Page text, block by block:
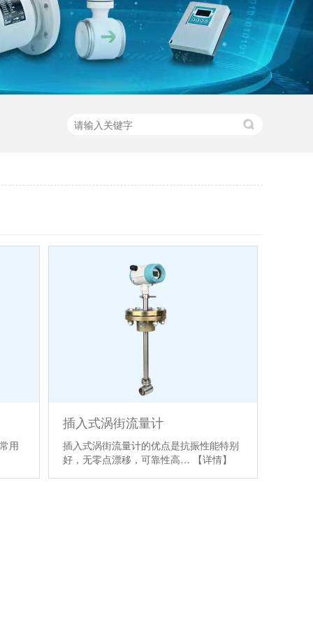
用
插入式涡街流量计
插入式涡街流量计的优点是抗振性能特别
好，无零点漂移，可靠性高…
【详情】